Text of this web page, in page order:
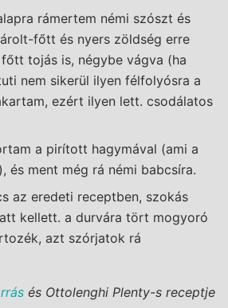
rámertem némi szószt és
főtt és nyers zöldség erre
tojás is, négybe vágva (ha
nem sikerül ilyen félfolyósra a
ezért ilyen lett. csodálatos
a pirított hagymával (ami a
és ment még rá némi babcsíra.
az eredeti receptben, szokás
kellett. a durvára tört mogyoró
azt szórjatok rá
és Ottolenghi Plenty-s receptje